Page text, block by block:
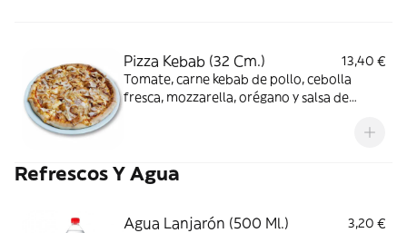
Pizza Kebab (32 Cm.)
13,40 €
Tomate, carne kebab de pollo, cebolla
fresca, mozzarella, orégano y salsa de
Refrescos Y Agua
Agua Lanjarón (500 Ml.) 3,20 €